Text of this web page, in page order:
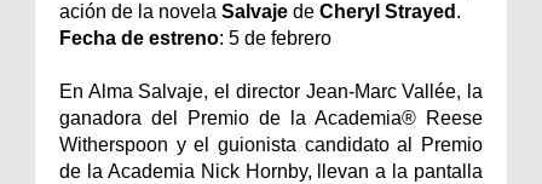
ación de la novela Salvaje de Cheryl Strayed .
Fecha de estreno: 5 de febrero
En Alma Salvaje, el director Jean-Marc Vallée, la
ganadora del Premio de la Academia® Reese
Witherspoon y el guionista candidato al Premio
de la Academia Nick Hornby, llevan a la pantalla